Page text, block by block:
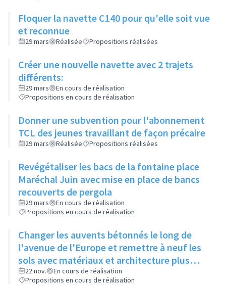
Floquer la navette C140 pour qu'elle soit vue
et reconnue
29 mars Réalisée Propositions réalisées
Créer une nouvelle navette avec 2 trajets
différents:
29 mars
En cours de réalisation
Propositions en cours de réalisation
Donner une subvention pour l'abonnement
TCL des jeunes travaillant de façon précaire
29 mars Réalisée Propositions réalisées
Revégétaliser les bacs de la fontaine place
Maréchal Juin avec mise en place de bancs
recouverts de pergola
29 mars
En cours de réalisation
Propositions en cours de réalisation
Changer les auvents bétonnés le long de
l'avenue de l'Europe et remettre à neuf les
sols avec matériaux et architecture plus
attractifs
22 nov.
En cours de réalisation
Propositions en cours de réalisation